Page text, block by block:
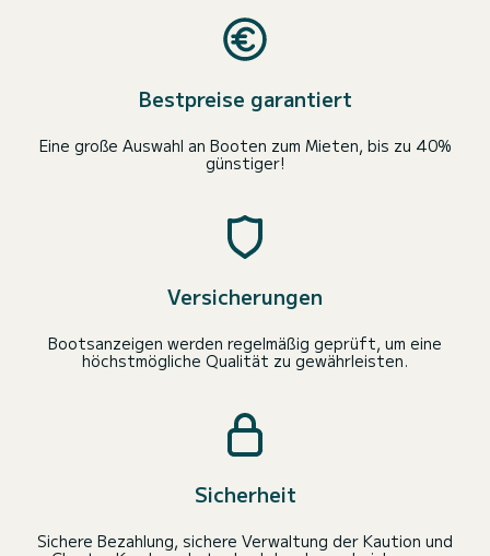
Bestpreise garantiert
Eine große Auswahl an Booten zum Mieten, bis zu 40%
günstiger!
Versicherungen
Bootsanzeigen werden regelmäßig geprüft, um eine
höchstmögliche Qualität zu gewährleisten.
Sicherheit
Sichere Bezahlung, sichere Verwaltung der Kaution und